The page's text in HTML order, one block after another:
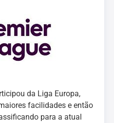
da Liga Europa,
facilidades e então
para a atual